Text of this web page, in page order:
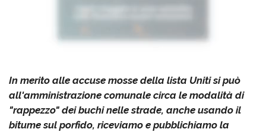
In merito alle accuse mosse della lista Uniti si può
all'amministrazione comunale circa le modalità di
"rappezzo" dei buchi nelle strade, anche usando il
bitume sul porfido, riceviamo e pubblichiamo la